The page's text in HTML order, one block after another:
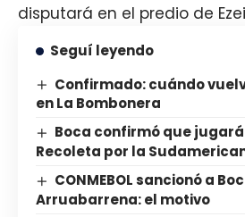
disputará en el predio de
Seguí leyendo
Confirmado: cuándo
en La Bombonera
Boca confirmó que
Recoleta por la
CONMEBOL sancionó a
Arruabarrena: el motivo